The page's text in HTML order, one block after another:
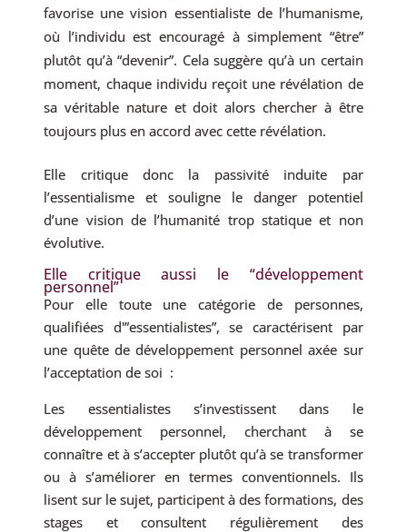
favorise une vision essentialiste de l’humanisme,
où l’individu est encouragé à simplement “être”
plutôt qu’à “devenir”. Cela suggère qu’à un certain
moment, chaque individu reçoit une révélation de
sa véritable nature et doit alors chercher à être
toujours plus en accord avec cette révélation.
Elle critique donc la passivité induite par
l’essentialisme et souligne le danger potentiel
d’une vision de l’humanité trop statique et non
évolutive.
Elle critique aussi le “développement
personnel”
Pour elle toute une catégorie de personnes,
qualifiées d'”essentialistes”, se caractérisent par
une quête de développement personnel axée sur
l’acceptation de soi :
Les essentialistes s’investissent dans le
développement personnel, cherchant à se
connaître et à s’accepter plutôt qu’à se transformer
ou à s’améliorer en termes conventionnels. Ils
lisent sur le sujet, participent à des formations, des
stages et consultent régulièrement des